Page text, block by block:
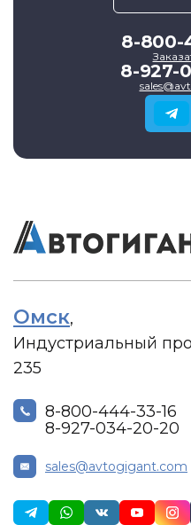
8-800-
8-927-
Омск,
Индустриальный
235
8-800-444-33-16
8-927-034-20-20
sales@avtogigant.com